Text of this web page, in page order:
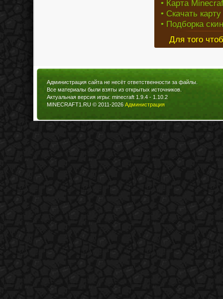
• Карта
• Скачать
• Подборка
Для того
Администрация сайта не несёт ответственности за файлы.
Все материалы были взяты из открытых источников.
Актуальная версия игры: minecraft 1.9.4 - 1.10.2
MINECRAFT1.RU © 2011-2026 Администрация